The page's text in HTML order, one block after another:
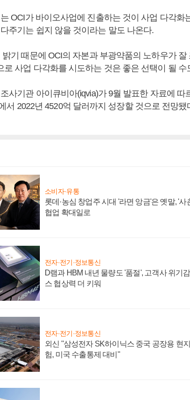
OCI가 바이오사업에 진출하는 것이 사업 다각화
주기는 쉽지 않을 것이라는 말도 나온다.
밝기 때문에 OCI의 자본과 부광약품의 노하우가 잘
로 사업 다각화를 시도하는 것은 좋은 선택이 될 수
사기관 아이큐비아(iqvia)가 9월 발표한 자료에 따
서 2022년 4520억 달러까지 성장할 것으로 전망됐
소비자·유통
롯데·농심 창업주 시대 '라면 앙금'은 옛말, '사
협업 확대일로
전자·전기·정보통신
D램과 HBM 내년 물량도 '품절', 고객사 위기
스 협상력 더 키워
전자·전기·정보통신
외신 "삼성전자 SK하이닉스 중국 공장용 현
험, 미국 수출통제 대비"